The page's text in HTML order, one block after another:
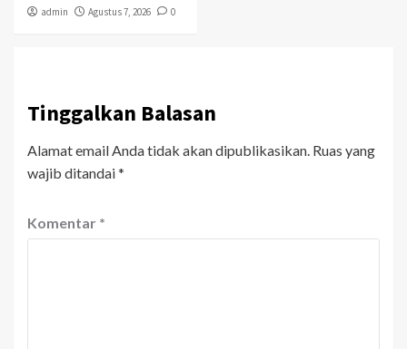
admin Agustus 7, 2026 0
Tinggalkan Balasan
Alamat email Anda tidak akan dipublikasikan. Ruas yang
wajib ditandai*
Komentar *